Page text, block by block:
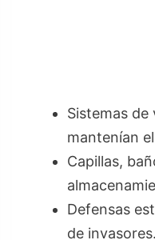
Sistemas
mantenían
Capillas,
Defensas
de invasores.